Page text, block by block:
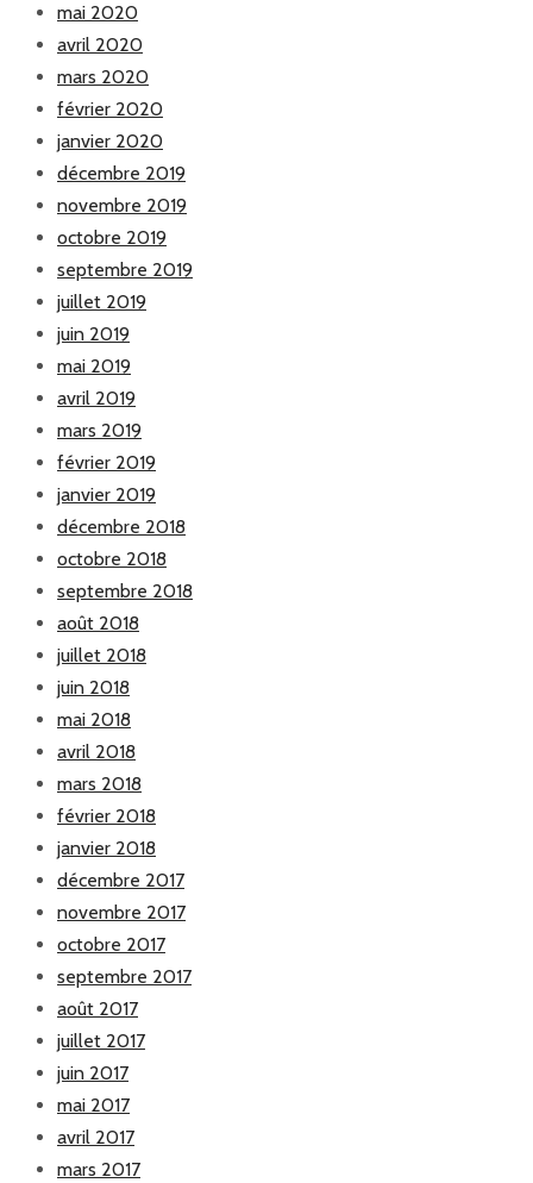
mai 2020
avril 2020
mars 2020
février 2020
janvier 2020
décembre 2019
novembre 2019
octobre 2019
septembre 2019
juillet 2019
juin 2019
mai 2019
avril 2019
mars 2019
février 2019
janvier 2019
décembre 2018
octobre 2018
septembre 2018
août 2018
juillet 2018
juin 2018
mai 2018
avril 2018
mars 2018
février 2018
janvier 2018
décembre 2017
novembre 2017
octobre 2017
septembre 2017
août 2017
juillet 2017
juin 2017
mai 2017
avril 2017
mars 2017